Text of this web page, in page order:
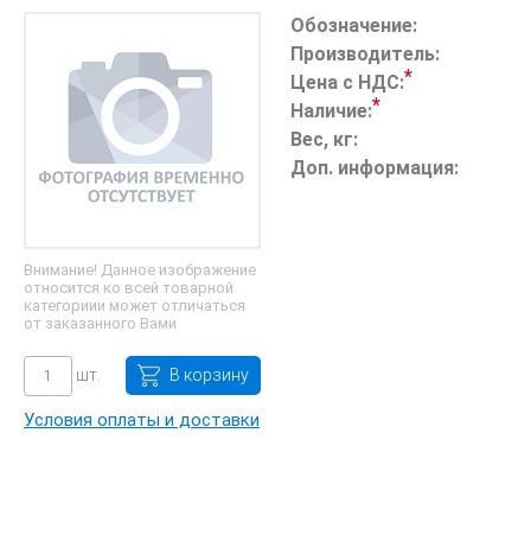
Внимание! Данное изображение
относится ко всей товарной
категориии может отличаться
от заказанного Вами
шт. В корзину
Условия оплаты и доставки
Обозначение:
Производитель:
Цена с НДС:*
Наличие:*
Вес, кг:
Доп. информация: